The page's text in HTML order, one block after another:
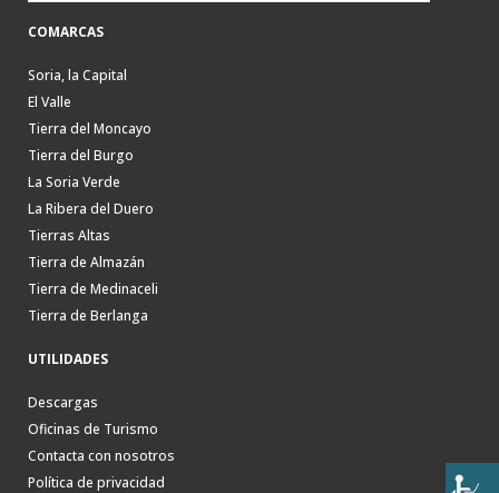
COMARCAS
Soria, la Capital
El Valle
Tierra del Moncayo
Tierra del Burgo
La Soria Verde
La Ribera del Duero
Tierras Altas
Tierra de Almazán
Tierra de Medinaceli
Tierra de Berlanga
UTILIDADES
Descargas
Oficinas de Turismo
Contacta con nosotros
Política de privacidad